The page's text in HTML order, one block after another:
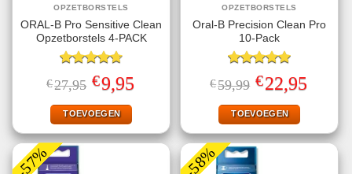
OPZETBORSTELS
ORAL-B Pro Sensitive Clean
Opzetborstels 4-PACK
Gewaardeerd
4.75uit 5
€27,95 Oorspronkelijke
prijs
was:
€27,95.
€9,95prijs
TOEVOEGEN
OPZETBORSTELS
Oral-B Precision Clean Pro
10-Pack
Gewaardeerd
5.00uit 5
€59,99 Oorspronkelijke
prijs
was:
€59,99.
€22,95prijs
TOEVOEGEN
-57% -58%